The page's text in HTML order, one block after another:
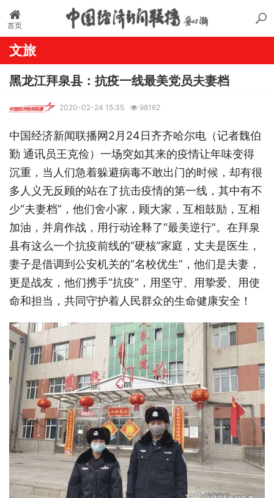
首页
文旅
黑龙江拜泉县：抗疫一线最美党员夫妻档
2020-02-24 15:35 98162
中国经济新闻联播网2月24日齐齐哈尔电（记者魏伯
勤 通讯员王克俭）一场突如其来的疫情让年味变得
沉重，当人们急着躲避病毒不敢出门的时候，却有很
多人义无反顾的站在了抗击疫情的第一线，其中有不
少“夫妻档”，他们舍小家，顾大家，互相鼓励，互相
加油，并肩作战，用行动诠释了“最美逆行”。在拜泉
县有这么一个抗疫前线的“硬核”家庭，丈夫是医生，
妻子是借调到公安机关的“名校优生”，他们是夫妻，
更是战友，他们携手“抗疫”，用坚守、用挚爱、用使
命和担当，共同守护着人民群众的生命健康安全！